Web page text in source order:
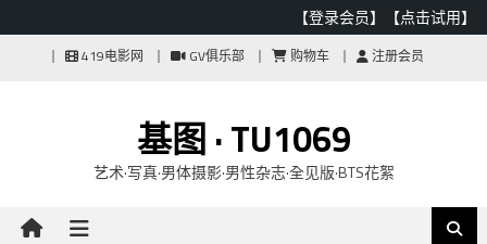
【登录会员】 【点击试用】
419电影网 GV俱乐部 购物车 注册会员
基图 · TU1069
艺术·写真·男体摄影·男性杂志·全见版·BTS花絮